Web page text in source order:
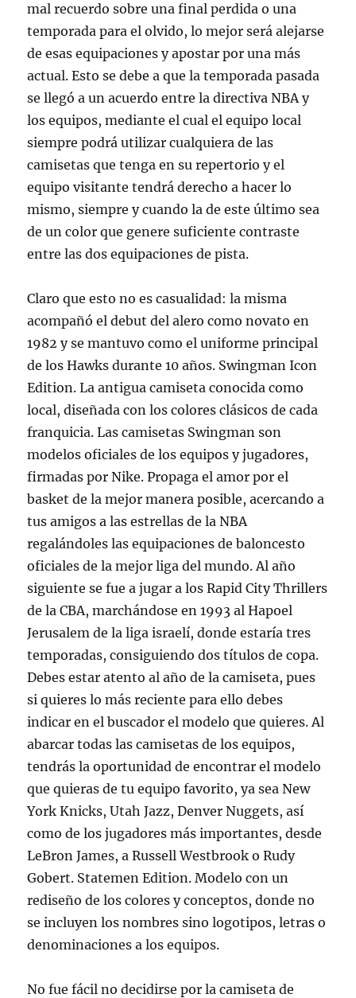
mal recuerdo sobre una final perdida o una
temporada para el olvido, lo mejor será alejarse
de esas equipaciones y apostar por una más
actual. Esto se debe a que la temporada pasada
se llegó a un acuerdo entre la directiva NBA y
los equipos, mediante el cual el equipo local
siempre podrá utilizar cualquiera de las
camisetas que tenga en su repertorio y el
equipo visitante tendrá derecho a hacer lo
mismo, siempre y cuando la de este último sea
de un color que genere suficiente contraste
entre las dos equipaciones de pista.
Claro que esto no es casualidad: la misma
acompañó el debut del alero como novato en
1982 y se mantuvo como el uniforme principal
de los Hawks durante 10 años. Swingman Icon
Edition. La antigua camiseta conocida como
local, diseñada con los colores clásicos de cada
franquicia. Las camisetas Swingman son
modelos oficiales de los equipos y jugadores,
firmadas por Nike. Propaga el amor por el
basket de la mejor manera posible, acercando a
tus amigos a las estrellas de la NBA
regalándoles las equipaciones de baloncesto
oficiales de la mejor liga del mundo. Al año
siguiente se fue a jugar a los Rapid City Thrillers
de la CBA, marchándose en 1993 al Hapoel
Jerusalem de la liga israelí, donde estaría tres
temporadas, consiguiendo dos títulos de copa.
Debes estar atento al año de la camiseta, pues
si quieres lo más reciente para ello debes
indicar en el buscador el modelo que quieres. Al
abarcar todas las camisetas de los equipos,
tendrás la oportunidad de encontrar el modelo
que quieras de tu equipo favorito, ya sea New
York Knicks, Utah Jazz, Denver Nuggets, así
como de los jugadores más importantes, desde
LeBron James, a Russell Westbrook o Rudy
Gobert. Statemen Edition. Modelo con un
rediseño de los colores y conceptos, donde no
se incluyen los nombres sino logotipos, letras o
denominaciones a los equipos.
No fue fácil no decidirse por la camiseta de